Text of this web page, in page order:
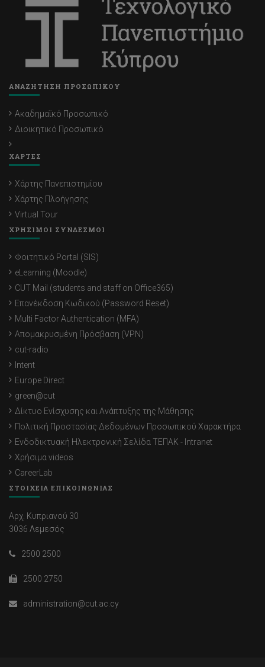
ΑΝΑΖΗΤΗΣΗ ΠΡΟΣΩΠΙΚΟΥ
Ακαδημαϊκό Προσωπικό
Διοικητικό Προσωπικό
ΧΑΡΤΕΣ
Χάρτης Πανεπιστημίου
Χάρτης Πλοήγησης
Virtual Tour
ΧΡΗΣΙΜΟΙ ΣΥΝΔΕΣΜΟΙ
Φοιτητικό Portal (SIS)
eLearning (Moodle)
CUT Mail (students and staff on Office365)
Επανέκδοση Κωδικού (Password Reset)
Multi Factor Authentication (MFA)
Απομακρυσμένη Πρόσβαση (VPN)
cut-radio
Intent
Europe Direct
green@cut
Δίκτυο Ενίσχυσης και Ανάπτυξης της Μάθησης
Πολιτική Προστασίας Δεδομένων Προσωπικού Χαρακτήρα
Ενδοδικτυακή Ηλεκτρονική Σελίδα ΤΕΠΑΚ - Intranet
Χρήσιμα videos
CareerLab
ΣΤΟΙΧΕΙΑ ΕΠΙΚΟΙΝΩΝΙΑΣ
Αρχ. Κυπριανού 30
3036 Λεμεσός
2500 2500
2500 2750
administration@cut.ac.cy